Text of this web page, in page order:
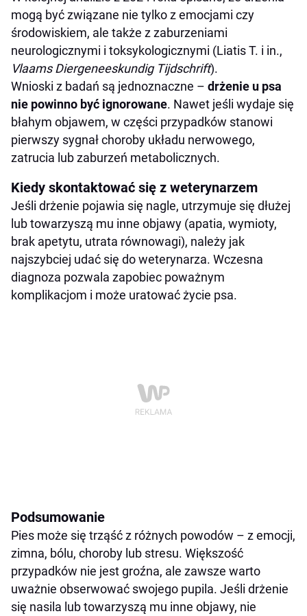
mogą być związane nie tylko z emocjami czy
środowiskiem, ale także z zaburzeniami
neurologicznymi i toksykologicznymi (Liatis T. i in.,
Vlaams Diergeneeskundig Tijdschrift).
Wnioski z badań są jednoznaczne – drżenie u psa
nie powinno być ignorowane. Nawet jeśli wydaje się
błahym objawem, w części przypadków stanowi
pierwszy sygnał choroby układu nerwowego,
zatrucia lub zaburzeń metabolicznych.
Kiedy skontaktować się z weterynarzem
Jeśli drżenie pojawia się nagle, utrzymuje się dłużej
lub towarzyszą mu inne objawy (apatia, wymioty,
brak apetytu, utrata równowagi), należy jak
najszybciej udać się do weterynarza. Wczesna
diagnoza pozwala zapobiec poważnym
komplikacjom i może uratować życie psa.
Podsumowanie
Pies może się trząść z różnych powodów – z emocji,
zimna, bólu, choroby lub stresu. Większość
przypadków nie jest groźna, ale zawsze warto
uważnie obserwować swojego pupila. Jeśli drżenie
się nasila lub towarzyszą mu inne objawy, nie